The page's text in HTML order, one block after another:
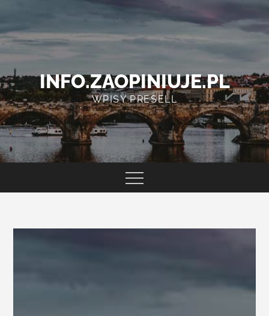
content
INFO.ZAOPINIUJE.PL
WPISY PRESELL